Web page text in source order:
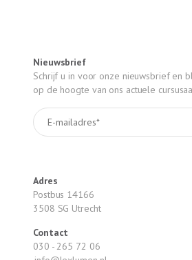
Nieuwsbrief
Schrijf u in voor onze nieuwsbrief en
op de hoogte van ons actuele
Adres
Postbus 14166
3508 SG Utrecht
Contact
030 - 265 72 06